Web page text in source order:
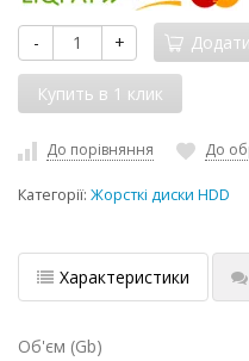
- +
До порівняння До
Категорії: Жорсткі диски HDD
Характеристики
Об'єм (Gb)